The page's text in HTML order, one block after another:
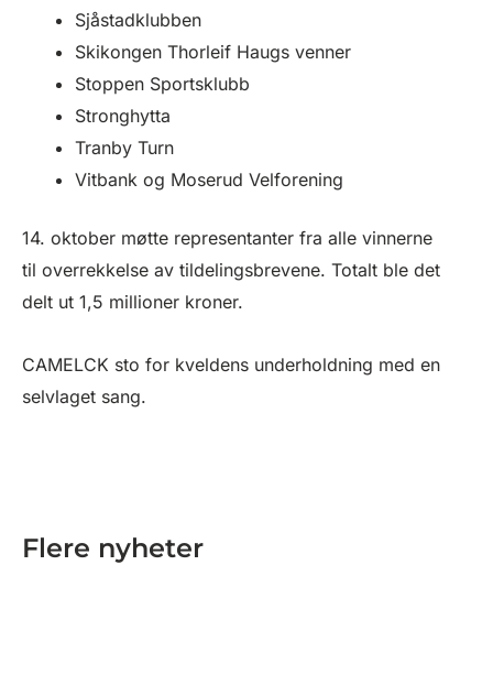
Sjåstadklubben
Skikongen Thorleif Haugs venner
Stoppen Sportsklubb
Stronghytta
Tranby Turn
Vitbank og Moserud Velforening
14. oktober møtte representanter fra alle vinnerne
til overrekkelse av tildelingsbrevene. Totalt ble det
delt ut 1,5 millioner kroner.
CAMELCK sto for kveldens underholdning med en
selvlaget sang.
Flere nyheter